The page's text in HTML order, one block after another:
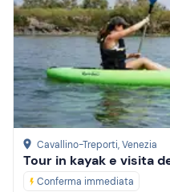
Cavallino-Treporti, Venezia
Tour in kayak e visita
Conferma immediata